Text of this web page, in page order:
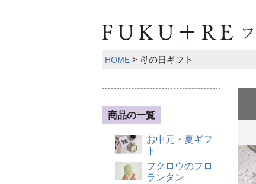
HOME 母の日ギフト
商品の一覧
お中元・夏ギフ
ト
フクロウのフロ
ランタン